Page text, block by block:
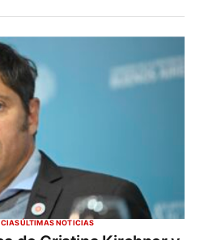
ÚLTIMAS NOTICIAS